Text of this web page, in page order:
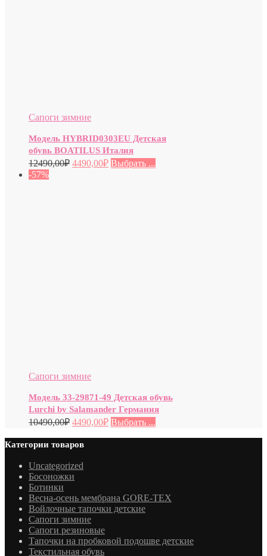
Сапоги зимние
Модель HYBRID0303EU Детская
обувь BOATILUS Италия
12490,00₽ 4490,00₽ Выбрать ...
-57%
Сапоги зимние
Модель 33-29871-49 Детская обувь
Lurchi by Salamander Германия
10490,00₽ 4490,00₽ Выбрать ...
Категории товаров
Uncategorized
Босоножки
Ботинки
Весна-осень мембрана GORE-TEX
Войлочные тапочки детские
Сапоги зимние
Сапоги резиновые
Тапочки на пробковой подошве детские
Текстильная обувь